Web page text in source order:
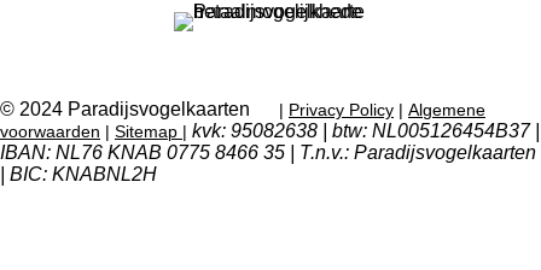
© 2024 Paradijsvogelkaarten Privacy Policy
Algemene
voorwaarden
Sitemap
kvk: 95082638 | btw: NL005126454B37 |
IBAN: NL76 KNAB 0775 8466 35 | T.n.v.: Paradijsvogelkaarten
| BIC: KNABNL2H